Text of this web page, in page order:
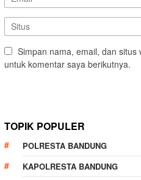
Simpan nama, email, dan
untuk komentar saya berikutnya.
TOPIK POPULER
POLRESTA BANDUNG
KAPOLRESTA BANDUNG